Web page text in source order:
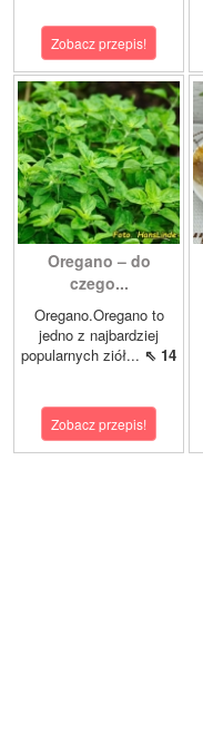
Zobacz przepis!
Oregano – do
czego...
Oregano.Oregano to
jedno z najbardziej
popularnych ziół... ⇖ 14
Zobacz przepis!